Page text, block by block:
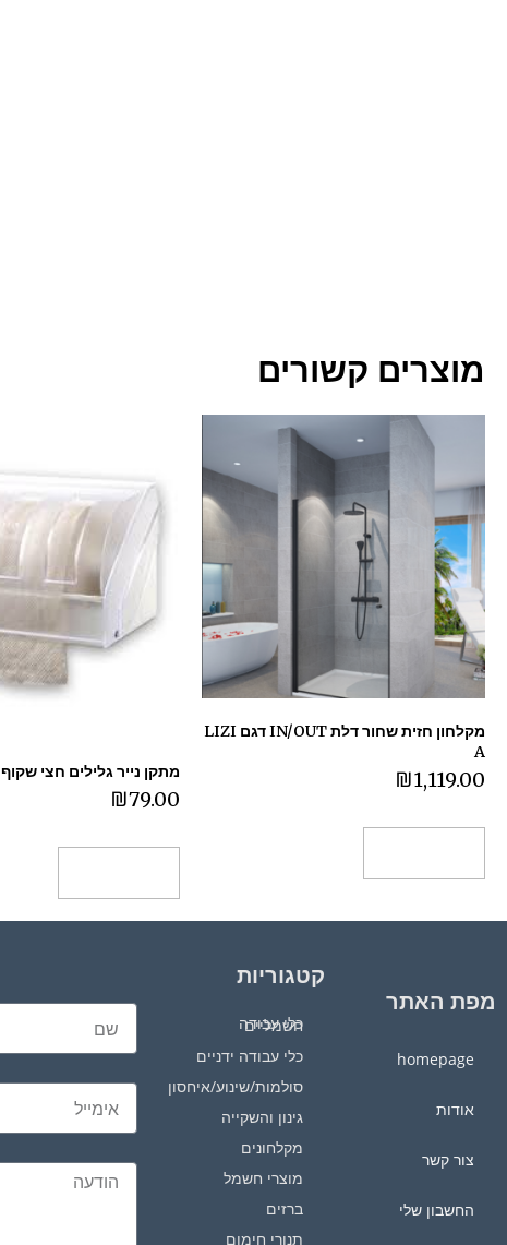
מוצרים קשורים
מקלחון חזית שחור דלת IN/OUT דגם LIZI
A
₪1,119.00 מתקן נייר גלילים חצי שקוף
₪79.00
מפת האתר
homepage
אודות
צור קשר
החשבון שלי
קטגוריות
כלי עבודה חשמליים
כלי עבודה ידניים
סולמות/שינוע/איחסון
גינון והשקייה
מקלחונים
מוצרי חשמל
ברזים
תנורי חימום